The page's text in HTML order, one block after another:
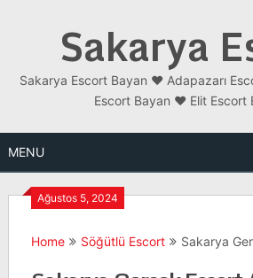
Sakarya
Sakarya Escort Bayan ❤️ Adapazarı
Escort Bayan ❤️ Elit Escort
MENU
Ağustos 5, 2024
Home Söğütlü Escort Sakarya